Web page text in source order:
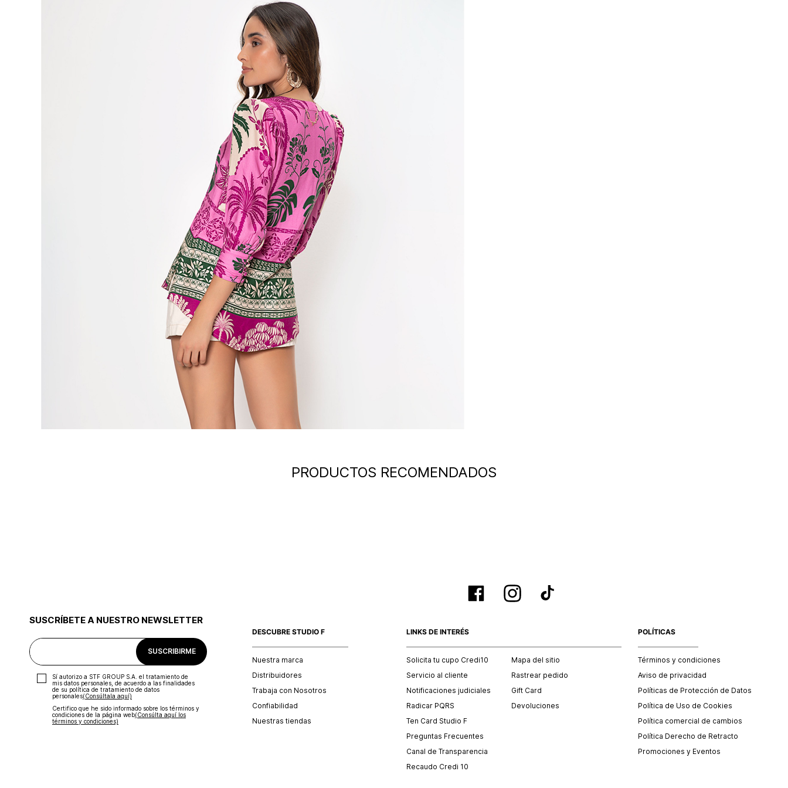
PRODUCTOS RECOMENDADOS
SUSCRÍBETE A NUESTRO NEWSLETTER
SUSCRIBIRME
Sí autorizo a STF GROUP S.A. el tratamiento de
mis datos personales, de acuerdo a las finalidades
de su política de tratamiento de datos
personales‎(Consúltala aquí)
Certifico que he sido informado sobre los términos y
condiciones de la página web‎(Consúlta aquí los
términos y condiciones)
DESCUBRE STUDIO F
Nuestra marca
Distribuidores
Trabaja con Nosotros
Confiabilidad
Nuestras tiendas
LINKS DE INTERÉS
Solicita tu cupo Credi10
Servicio al cliente
Notificaciones judiciales
Radicar PQRS
Ten Card Studio F
Preguntas Frecuentes
Canal de Transparencia
Recaudo Credi 10
Mapa del sitio
Rastrear pedido
Gift Card
Devoluciones
POLÍTICAS
Términos y condiciones
Aviso de privacidad
Políticas de Protección de Datos
Política de Uso de Cookies
Política comercial de cambios
Política Derecho de Retracto
Promociones y Eventos